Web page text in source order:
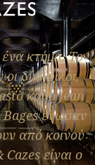
ένα κτήμα. Το
δύο φίλοι,
και ο Jean
ένωσαν
από κοινού
είναι ο